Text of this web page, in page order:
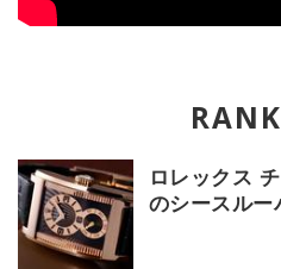
ロレックス
のシースルー